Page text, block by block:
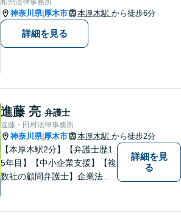
神奈川県| 厚木市 本厚木駅 から徒歩6分
詳細を見る
進藤 亮 弁護士
進藤・田村法律事務所
神奈川県| 厚木市 本厚木駅 から徒歩2分
【本厚木駅2分】【弁護士歴1
5年目】【中小企業支援】【複
数社の顧問弁護士】企業法
詳細を見
る